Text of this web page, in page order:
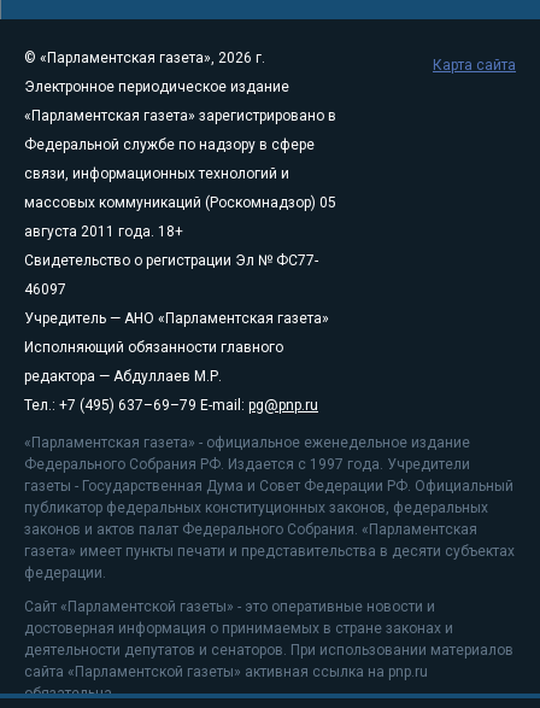
© «Парламентская газета», 2026 г.
Электронное периодическое издание
«Парламентская газета» зарегистрировано в
Федеральной службе по надзору в сфере
связи, информационных технологий и
массовых коммуникаций (Роскомнадзор) 05
августа 2011 года. 18+
Свидетельство о регистрации Эл № ФС77-
46097
Учредитель — АНО «Парламентская газета»
Исполняющий обязанности главного
редактора — Абдуллаев М.Р.
Тел.: +7 (495) 637–69–79 E-mail: pg@pnp.ru
«Парламентская газета» - официальное еженедельное издание
Федерального Собрания РФ. Издается с 1997 года. Учредители
газеты - Государственная Дума и Совет Федерации РФ. Официальный
публикатор федеральных конституционных законов, федеральных
законов и актов палат Федерального Собрания. «Парламентская
газета» имеет пункты печати и представительства в десяти субъектах
федерации.
Сайт «Парламентской газеты» - это оперативные новости и
достоверная информация о принимаемых в стране законах и
деятельности депутатов и сенаторов. При использовании материалов
сайта «Парламентской газеты» активная ссылка на pnp.ru
обязательна.
Карта сайта